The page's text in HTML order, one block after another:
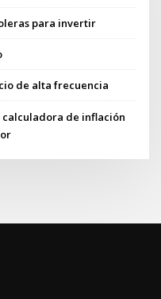
para invertir
de alta frecuencia
de inflación